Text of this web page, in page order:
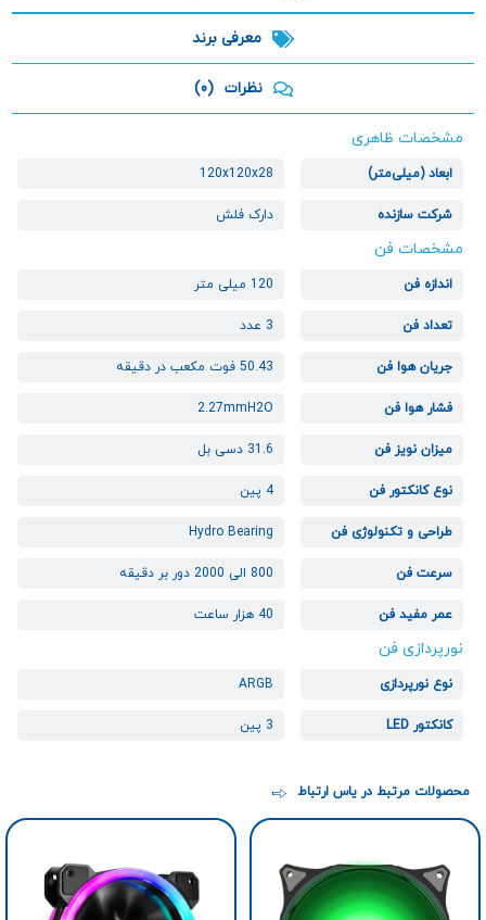
معرفی برند
نظرات (0)
مشخصات ظاهری
ابعاد (میلی‌متر) 120x120x28
شرکت سازنده دارک فلش
مشخصات فن
اندازه فن 120 میلی متر
تعداد فن 3 عدد
جریان هوا فن 50.43 فوت مکعب در دقیقه
فشار هوا فن 2.27mmH2O
میزان نویز فن 31.6 دسی بل
نوع کانکتور فن 4 پین
طراحی و تکنولوژی فن Hydro Bearing
سرعت فن 800 الی 2000 دور بر دقیقه
عمر مفید فن 40 هزار ساعت
نورپردازی فن
نوع نورپردازی ARGB
کانکتور LED 3 پین
محصولات مرتبط در یاس ارتباط